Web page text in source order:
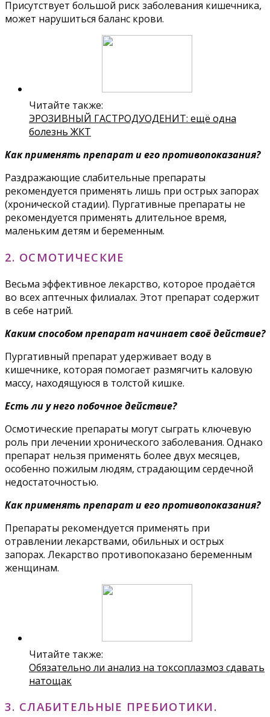
Присутствует большой риск заболевания кишечника,
может нарушиться баланс крови.
Читайте также:
ЭРОЗИВНЫЙ ГАСТРОДУОДЕНИТ: ещё одна
болезнь ЖКТ
Как применять препарат и его противопоказания?
Раздражающие слабительные препараты
рекомендуется применять лишь при острых запорах
(хронической стадии). Пургативные препараты не
рекомендуется применять длительное время,
маленьким детям и беременным.
2. ОСМОТИЧЕСКИЕ
Весьма эффективное лекарство, которое продаётся
во всех аптечных филиалах. Этот препарат содержит
в себе натрий.
Каким способом препарат начинает своё действие?
Пургативный препарат удерживает воду в
кишечнике, которая помогает размягчить каловую
массу, находящуюся в толстой кишке.
Есть ли у него побочное действие?
Осмотические препараты могут сыграть ключевую
роль при лечении хронического заболевания. Однако
препарат нельзя применять более двух месяцев,
особенно пожилым людям, страдающим сердечной
недостаточностью.
Как применять препарат и его противопоказания?
Препараты рекомендуется применять при
отравлении лекарствами, обильных и острых
запорах. Лекарство противопоказано беременным
женщинам.
Читайте также:
Обязательно ли анализ на токсоплазмоз сдавать
натощак
3. СЛАБИТЕЛЬНЫЕ ПРЕБИОТИКИ.